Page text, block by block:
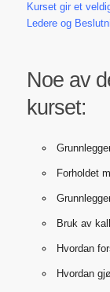
Kurset gir et
Ledere og
Noe av
kurset:
Forholdet
Bruk av
Hvordan
Hvordan